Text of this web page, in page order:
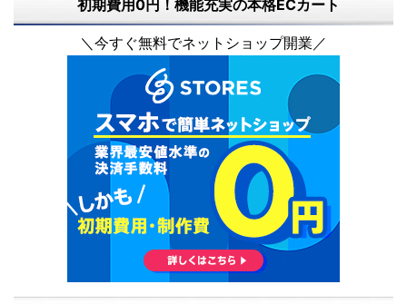
初期費用0円！機能充実の本格ECカート
＼今すぐ無料でネットショップ開業／